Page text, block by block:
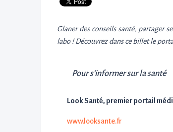
Glaner des conseils santé, partager
labo ! Découvrez dans ce billet le
Pour s’informer sur la santé
Look Santé, premier portail
www.looksante.fr